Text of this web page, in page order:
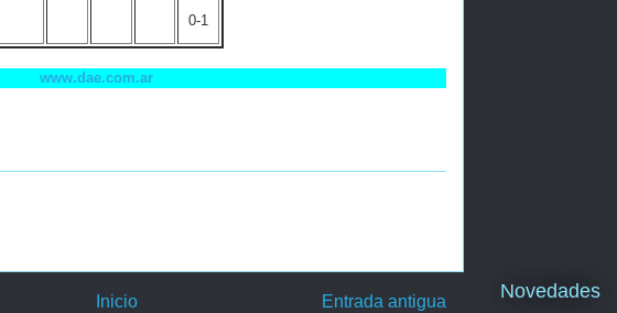
0-1
www.dae.com.ar
Entrada antigua
Inicio
Novedades